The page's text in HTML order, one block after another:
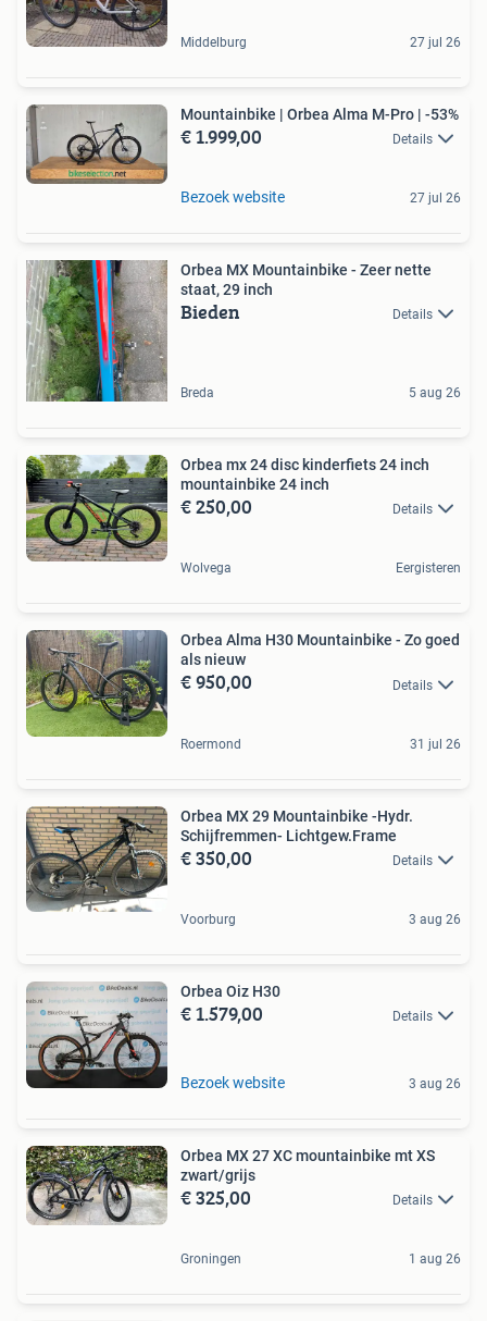
Middelburg 27 jul 26
Mountainbike | Orbea Alma M-Pro | -53%
€ 1.999,00 Details
Bezoek website 27 jul 26
Orbea MX Mountainbike - Zeer nette
staat, 29 inch
Bieden Details
Breda 5 aug 26
Orbea mx 24 disc kinderfiets 24 inch
mountainbike 24 inch
€ 250,00 Details
Wolvega Eergisteren
Orbea Alma H30 Mountainbike - Zo goed
als nieuw
€ 950,00 Details
Roermond 31 jul 26
Orbea MX 29 Mountainbike -Hydr.
Schijfremmen- Lichtgew.Frame
€ 350,00 Details
Voorburg 3 aug 26
Orbea Oiz H30
€ 1.579,00 Details
Bezoek website 3 aug 26
Orbea MX 27 XC mountainbike mt XS
zwart/grijs
€ 325,00 Details
Groningen 1 aug 26